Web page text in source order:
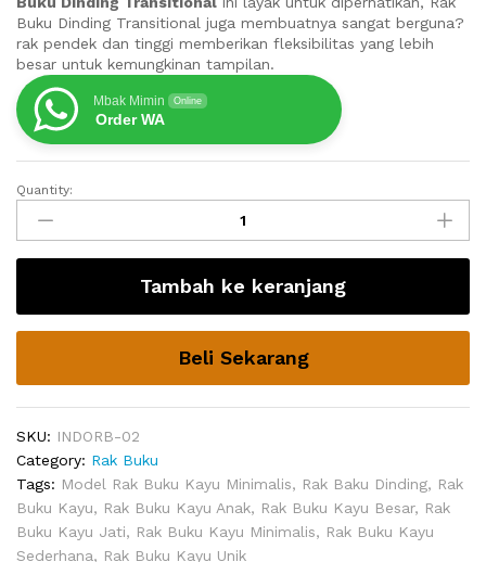
Buku Dinding Transitional juga membuatnya sangat berguna?
rak pendek dan tinggi memberikan fleksibilitas yang lebih
besar untuk kemungkinan tampilan.
Mbak Mimin Online
Order WA
Rak
Buku
Dinding
Transitional
Quantity:
Tambah ke keranjang
Beli Sekarang
SKU: INDORB-02
Category: Rak Buku
Tags: Model Rak Buku Kayu Minimalis, Rak Baku Dinding, Rak
Buku Kayu, Rak Buku Kayu Anak, Rak Buku Kayu Besar, Rak
Buku Kayu Jati, Rak Buku Kayu Minimalis, Rak Buku Kayu
Sederhana, Rak Buku Kayu Unik